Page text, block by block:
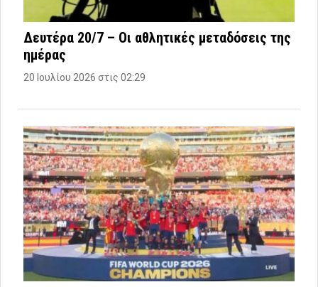
Δευτέρα 20/7 – Οι αθλητικές μεταδόσεις της
ημέρας
20 Ιουλίου 2026 στις 02:29